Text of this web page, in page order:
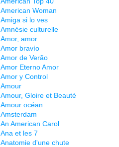
American Woman
Amiga si lo ves
Amnésie culturelle
Amor, amor
Amor bravío
Amor de Verão
Amor Eterno Amor
Amor y Control
Amour
Amour, Gloire et Beauté
Amour océan
Amsterdam
An American Carol
Ana et les 7
Anatomie d'une chute